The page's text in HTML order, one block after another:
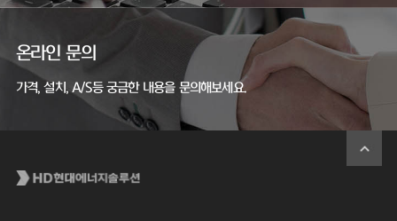
온라인 문의
가격, 설치, A/S등 궁금한 내용을 문의해보세요.